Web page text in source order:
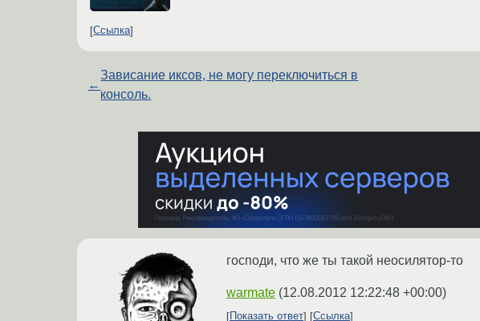
Ссылка
←
Зависание иксов, не могу переключиться в
консоль.
господи, что же ты такой неосилятор-то
warmate (12.08.2012 12:22:48 +00:00)
Показать ответ Ссылка